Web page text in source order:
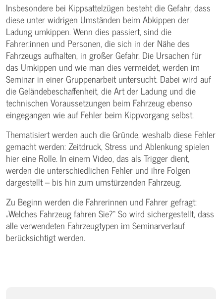
Insbesondere bei Kippsattelzügen besteht die Gefahr, dass
diese unter widrigen Umständen beim Abkippen der
Ladung umkippen. Wenn dies passiert, sind die
Fahrer:innen und Personen, die sich in der Nähe des
Fahrzeugs aufhalten, in großer Gefahr. Die Ursachen für
das Umkippen und wie man dies vermeidet, werden im
Seminar in einer Gruppenarbeit untersucht. Dabei wird auf
die Geländebeschaffenheit, die Art der Ladung und die
technischen Voraussetzungen beim Fahrzeug ebenso
eingegangen wie auf Fehler beim Kippvorgang selbst.
Thematisiert werden auch die Gründe, weshalb diese Fehler
gemacht werden: Zeitdruck, Stress und Ablenkung spielen
hier eine Rolle. In einem Video, das als Trigger dient,
werden die unterschiedlichen Fehler und ihre Folgen
dargestellt – bis hin zum umstürzenden Fahrzeug.
Zu Beginn werden die Fahrerinnen und Fahrer gefragt:
„Welches Fahrzeug fahren Sie?“ So wird sichergestellt, dass
alle verwendeten Fahrzeugtypen im Seminarverlauf
berücksichtigt werden.